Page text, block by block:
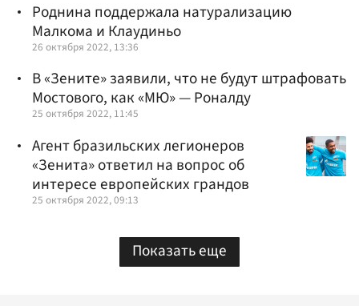
Роднина поддержала натурализацию
Малкома и Клаудиньо
26 октября 2022, 13:36
В «Зените» заявили, что не будут штрафовать
Мостового, как «МЮ» — Роналду
25 октября 2022, 11:45
Агент бразильских легионеров
«Зенита» ответил на вопрос об
интересе европейских грандов
25 октября 2022, 09:13
Показать еще